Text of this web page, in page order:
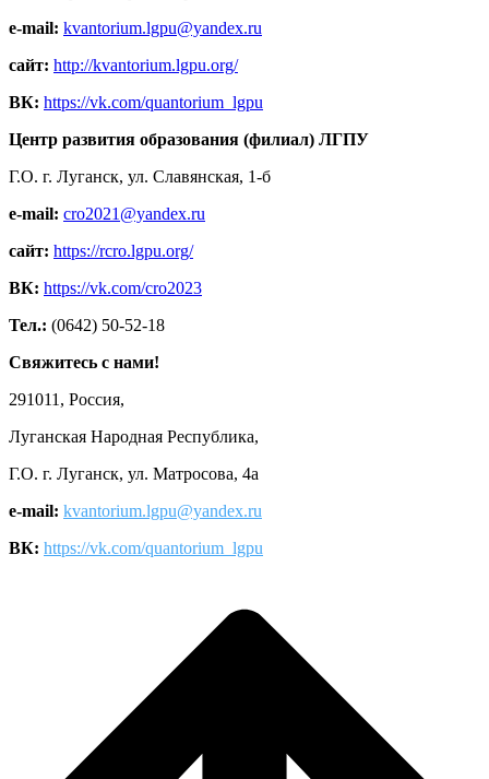
e-mail: kvantorium.lgpu@yandex.ru
сайт: http://kvantorium.lgpu.org/
ВК: https://vk.com/quantorium_lgpu
Центр развития образования (филиал) ЛГПУ
Г.О. г. Луганск, ул. Славянская, 1-б
e-mail: cro2021@yandex.ru
сайт: https://rcro.lgpu.org/
ВК: https://vk.com/cro2023
Тел.: (0642) 50-52-18
Свяжитесь с нами!
291011, Россия,
Луганская Народная Республика,
Г.О. г. Луганск, ул. Матросова, 4а
e-mail: kvantorium.lgpu@yandex.ru
ВК: https://vk.com/quantorium_lgpu